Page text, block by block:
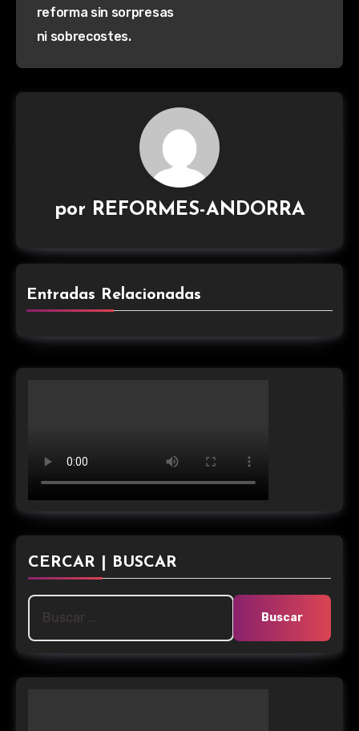
reforma sin sorpresas
ni sobrecostes.
por REFORMES-ANDORRA
Entradas Relacionadas
CERCAR | BUSCAR
Buscar: